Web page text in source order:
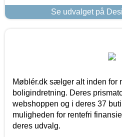
Se udvalget på
Møblér.dk sælger alt inden for
boligindretning. Deres
webshoppen og i deres 37
muligheden for rentefri
deres udvalg.